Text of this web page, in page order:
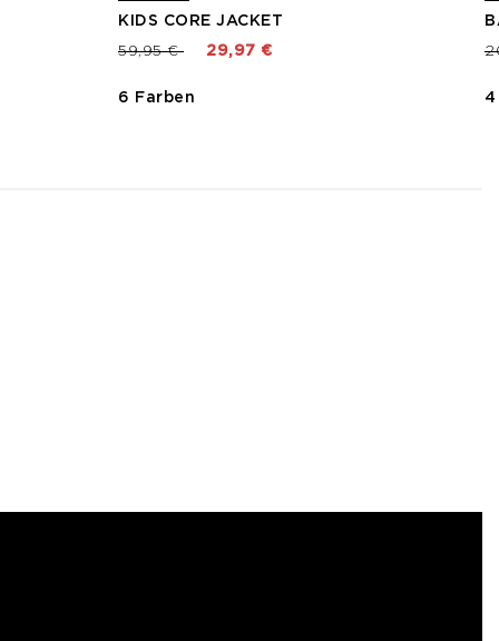
KIDS CORE JACKET
Preis reduziert von
59,95 €bis 29,97 €
6 Farben 4